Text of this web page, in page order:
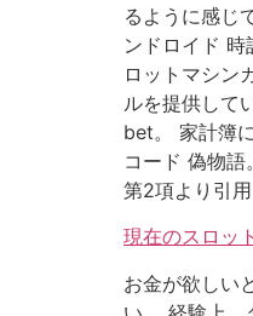
るように感じ
ンドロイド
ロットマシン
ルを提供して
bet。 家計簿
コード 偽物
第2項より引
現在のスロッ
お金が欲しい